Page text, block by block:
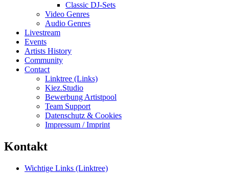
Classic DJ-Sets
Video Genres
Audio Genres
Livestream
Events
Artists History
Community
Contact
Linktree (Links)
Kiez.Studio
Bewerbung Artistpool
Team Support
Datenschutz & Cookies
Impressum / Imprint
Kontakt
Wichtige Links (Linktree)